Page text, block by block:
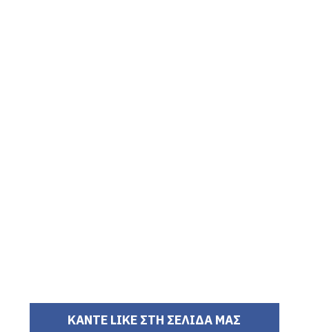
ΚΑΝΤΕ LIKE ΣΤΗ ΣΕΛΙΔΑ ΜΑΣ